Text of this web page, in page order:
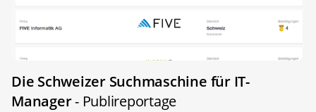
Die Schweizer Suchmaschine für IT-
Manager- Publireportage